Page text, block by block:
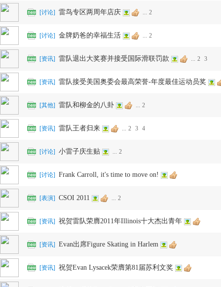
网
[讨论] 雷鸟专区两周年店庆 ... 2
[讨论] 金牌奶爸的幸福生活 ... 2
[资讯] 雷队退出大奖赛并接受国际滑联罚款 ... 2 3
[资讯] 雷队接受美国奥委会最高荣誉-年度最佳运动员奖
[其他] 雷队和柳金的八卦 ... 2
[资讯] 雷队王者归来 ... 2 3 4
[讨论] 小雷子庆生贴 ... 2
[讨论] Frank Carroll, it's time to move on!
[表演] CSOI 2011 ... 2
[资讯] 祝贺雷队荣膺2011年Illinois十大杰出青年
[资讯] Evan出席Figure Skating in Harlem
[资讯] 祝贺Evan Lysacek荣膺第81届苏利文奖